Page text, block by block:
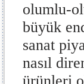
olumlu-
büyük
sanat
nasıl